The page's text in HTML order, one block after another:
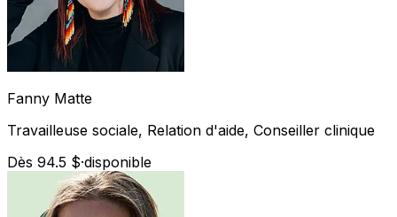
Fanny Matte
Travailleuse sociale, Relation d'aide, Conseiller clinique
Dès 94.5 $·disponible